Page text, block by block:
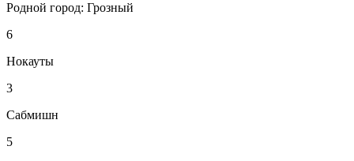
Родной город: Грозный
6
Нокауты
3
Сабмишн
5